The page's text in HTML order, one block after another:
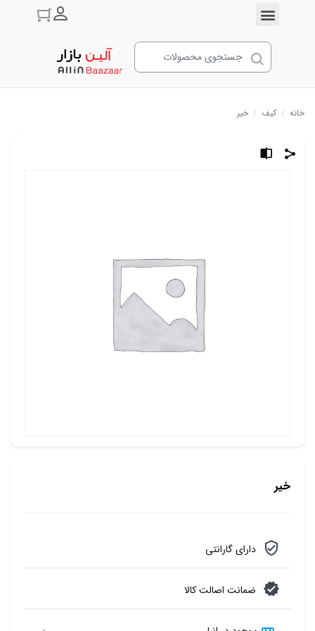
ورود به
خانه / کیف / خیر
خیر
دارای گارانتی
ضمانت اصالت کالا